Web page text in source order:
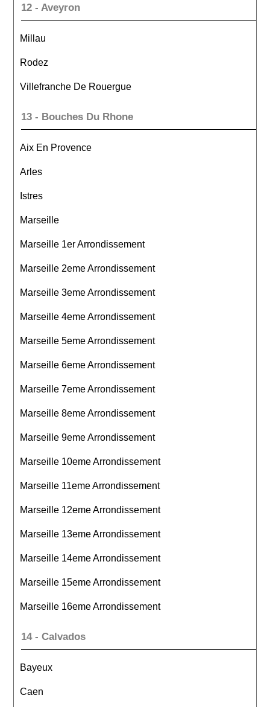
12 - Aveyron
Millau
Rodez
Villefranche De Rouergue
13 - Bouches Du Rhone
Aix En Provence
Arles
Istres
Marseille
Marseille 1er Arrondissement
Marseille 2eme Arrondissement
Marseille 3eme Arrondissement
Marseille 4eme Arrondissement
Marseille 5eme Arrondissement
Marseille 6eme Arrondissement
Marseille 7eme Arrondissement
Marseille 8eme Arrondissement
Marseille 9eme Arrondissement
Marseille 10eme Arrondissement
Marseille 11eme Arrondissement
Marseille 12eme Arrondissement
Marseille 13eme Arrondissement
Marseille 14eme Arrondissement
Marseille 15eme Arrondissement
Marseille 16eme Arrondissement
14 - Calvados
Bayeux
Caen